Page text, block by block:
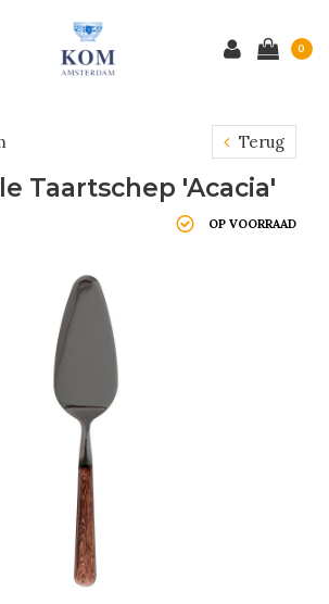
0
Terug
Taartschep 'Acacia'
OP VOORRAAD